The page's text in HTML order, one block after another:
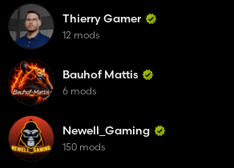
Thierry Gamer
12 mods
Bauhof Mattis
6 mods
Newell_Gaming
150 mods